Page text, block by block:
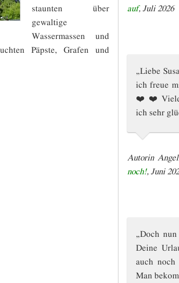
staunten über
gewaltige
Wassermassen und
Päpste, Grafen und
auf, Juli 2026
„Liebe
ich freue
❤️ ❤️
ich sehr
Autorin
noch!, Juni
„Doch
Deine
auch
Man